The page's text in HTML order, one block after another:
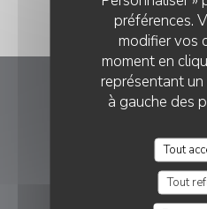
préférences.
modifier vos
moment en
représentant
à gauche des
Tout
Tout
Entre
41 Rue Henri
02 31